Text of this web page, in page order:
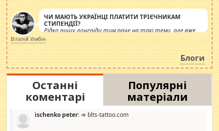
ЧИ МАЮТЬ УКРАЇНЦІ ПЛАТИТИ ТРІЄЧНИКАМ
СТИПЕНДІЇ?
Рідко пишу лонгріди тим паче на такі теми, але вже
просто дістало! Обурюють сьогоднішні інсенуації
навколо стипендіального питання. Штучно
роздувається ще одна соціальна катастрофа.
Віталій Улибін
Блоги
Останні
коментарі
Популярні
матеріали
ischenko peter: ⇒ blts-tattoo.com